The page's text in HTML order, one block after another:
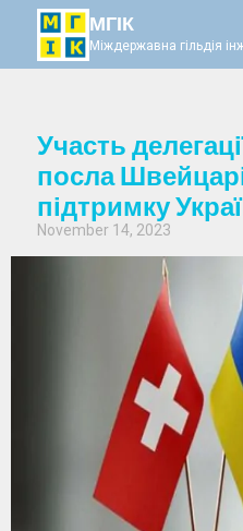
МГІК
Міждержавна гільдія
Участь
посла
підтримку
November 14, 2023